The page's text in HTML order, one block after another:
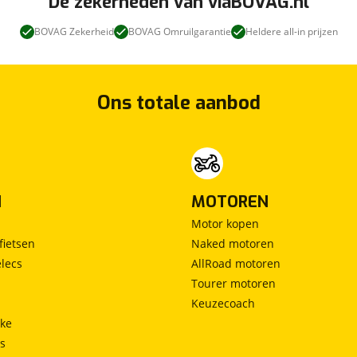
BOVAG Zekerheid BOVAG Omruilgarantie Heldere all-in prijzen
Ons totale aanbod
MOTOREN
Motor kopen
Naked motoren
AllRoad motoren
Tourer motoren
Keuzecoach